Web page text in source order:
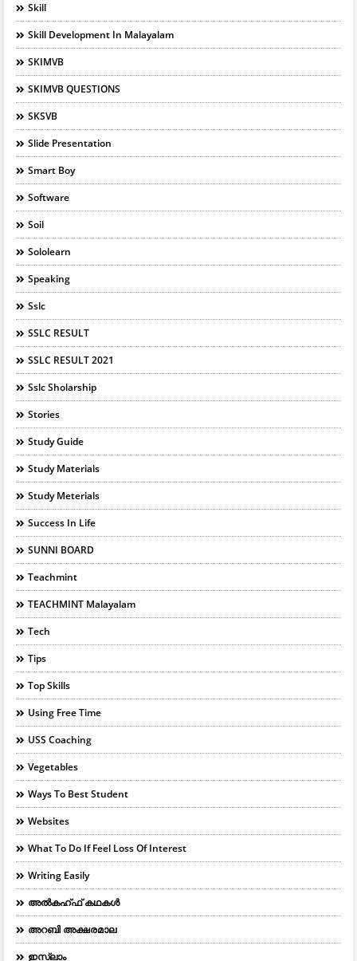
Skill
Skill Development In Malayalam
SKIMVB
SKIMVB QUESTIONS
SKSVB
Slide Presentation
Smart Boy
Software
Soil
Sololearn
Speaking
Sslc
SSLC RESULT
SSLC RESULT 2021
Sslc Sholarship
Stories
Study Guide
Study Materials
Study Meterials
Success In Life
SUNNI BOARD
Teachmint
TEACHMINT Malayalam
Tech
Tips
Top Skills
Using Free Time
USS Coaching
Vegetables
Ways To Best Student
Websites
What To Do If Feel Loss Of Interest
Writing Easily
അൽകഹ്ഫ് കഥകൾ
അറബി അക്ഷരമാല
ഇസ്ലാം